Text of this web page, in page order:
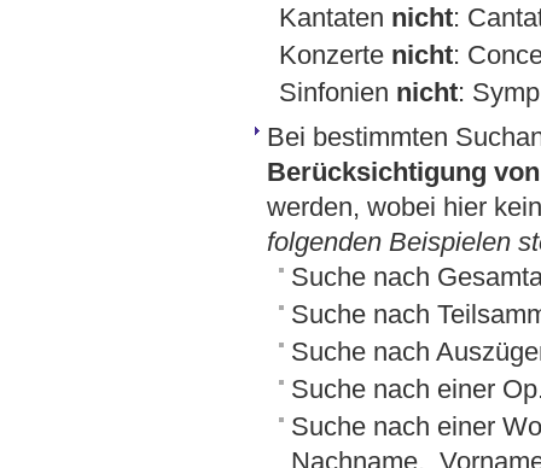
Kantaten nicht:
Konzerte nicht:
Sinfonien nicht:
Bei bestimmten
Berücksichtigung
werden, wobei hier
folgenden Beispielen
Suche nach
Suche nach
Suche nach
Suche nach einer
Suche nach einer